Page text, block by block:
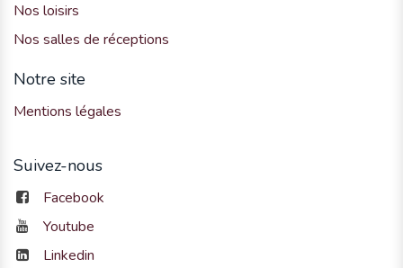
Nos loisirs
Nos salles de réceptions
Notre site
Mentions légales
Suivez-nous
Facebook
Youtube
Linkedin